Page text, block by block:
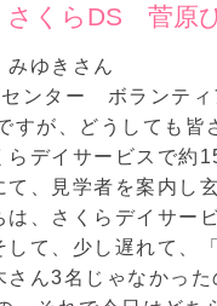
くらDS 菅原
ゆきさん
センター ボランテ
すが、どうしても
らデイサービスで
、見学者を案内し
は、さくらデイサー
て、少し遅れて、
ん3名じゃなかっ